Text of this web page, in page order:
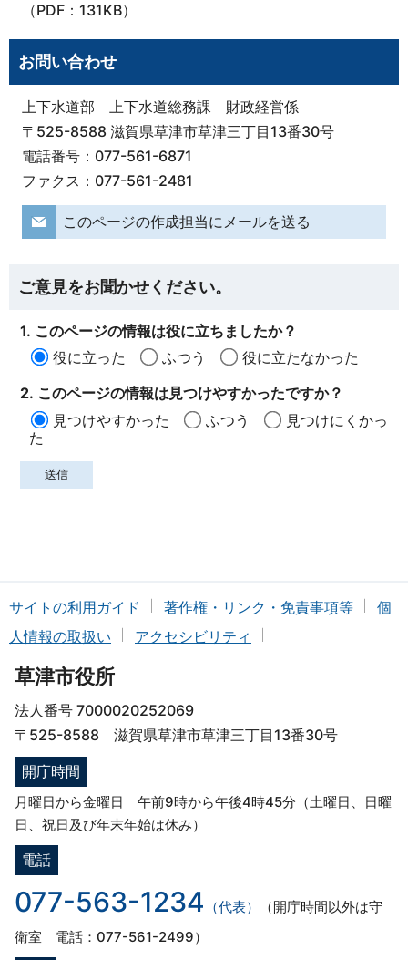
（PDF：131KB）
お問い合わせ
上下水道部 上下水道総務課 財政経営係
〒525-8588 滋賀県草津市草津三丁目13番30号
電話番号：077-561-6871
ファクス：077-561-2481
このページの作成担当にメールを送る
ご意見をお聞かせください。
1. このページの情報は役に立ちましたか？
役に立った
ふつう
役に立たなかった
2. このページの情報は見つけやすかったですか？
見つけやすかった
ふつう
見つけにくかっ
た
サイトの利用ガイド 著作権・リンク・免責事項等
個
人情報の取扱い
アクセシビリティ
草津市役所
法人番号 7000020252069
〒525-8588 滋賀県草津市草津三丁目13番30号
開庁時間
月曜日から金曜日 午前9時から午後4時45分（土曜日、日曜
日、祝日及び年末年始は休み）
電話
077-563-1234 （代表）
（開庁時間以外は守
衛室 電話：077-561-2499）